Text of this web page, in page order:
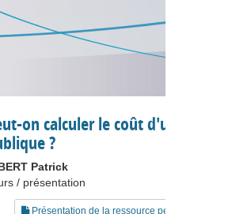
on calculer le coût d'une
?
Patrick
/ présentation
Présentation de la ressource pédagogique